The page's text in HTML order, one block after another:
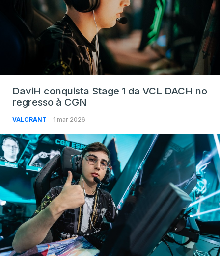
DaviH conquista Stage 1 da VCL DACH no
regresso à CGN
VALORANT 1 mar 2026